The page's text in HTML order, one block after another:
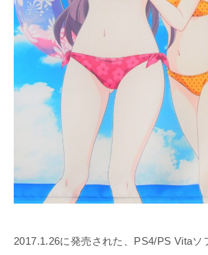
2017.1.26に発売された、PS4/PS Vitaソ